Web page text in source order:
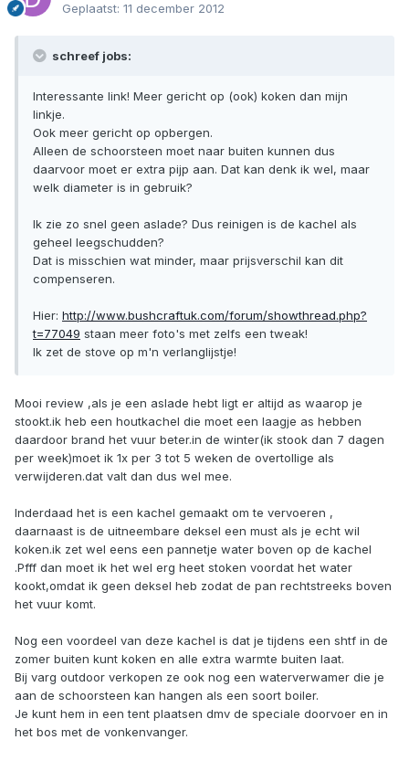
Geplaatst: 11 december 2012
schreef jobs:
Interessante link! Meer gericht op (ook) koken dan mijn
linkje.
Ook meer gericht op opbergen.
Alleen de schoorsteen moet naar buiten kunnen dus
daarvoor moet er extra pijp aan. Dat kan denk ik wel, maar
welk diameter is in gebruik?
Ik zie zo snel geen aslade? Dus reinigen is de kachel als
geheel leegschudden?
Dat is misschien wat minder, maar prijsverschil kan dit
compenseren.
Hier: http://www.bushcraftuk.com/forum/showthread.php?
t=77049 staan meer foto's met zelfs een tweak!
Ik zet de stove op m'n verlanglijstje!
Mooi review ,als je een aslade hebt ligt er altijd as waarop je
stookt.ik heb een houtkachel die moet een laagje as hebben
daardoor brand het vuur beter.in de winter(ik stook dan 7 dagen
per week)moet ik 1x per 3 tot 5 weken de overtollige als
verwijderen.dat valt dan dus wel mee.
Inderdaad het is een kachel gemaakt om te vervoeren ,
daarnaast is de uitneembare deksel een must als je echt wil
koken.ik zet wel eens een pannetje water boven op de kachel
.Pfff dan moet ik het wel erg heet stoken voordat het water
kookt,omdat ik geen deksel heb zodat de pan rechtstreeks boven
het vuur komt.
Nog een voordeel van deze kachel is dat je tijdens een shtf in de
zomer buiten kunt koken en alle extra warmte buiten laat.
Bij varg outdoor verkopen ze ook nog een waterverwamer die je
aan de schoorsteen kan hangen als een soort boiler.
Je kunt hem in een tent plaatsen dmv de speciale doorvoer en in
het bos met de vonkenvanger.